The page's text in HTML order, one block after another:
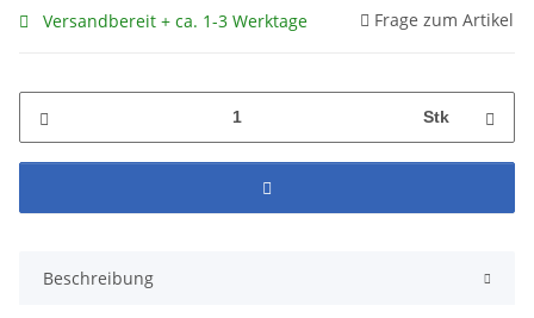
Versandbereit + ca. 1-3 Werktage Frage zum Artikel
Stk
Beschreibung